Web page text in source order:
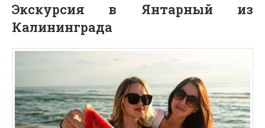
Экскурсия в Янтарный из
Калининграда